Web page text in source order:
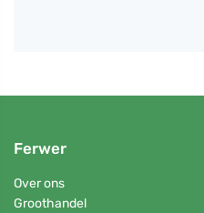
Ferwer
Over ons
Groothandel